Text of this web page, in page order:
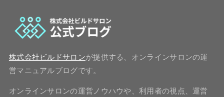
株式会社ビルドサロンが提供する、オンラインサロンの運
営マニュアルブログです。
オンラインサロンの運営ノウハウや、利用者の視点、運営